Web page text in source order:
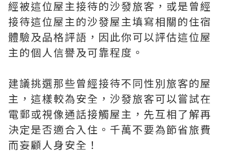
經被這位屋主接待的沙發旅客，或是曾經
接待這位屋主的沙發屋主填寫相關的住宿
體驗及品格評語，因此你可以評估這位屋
主的個人信譽及可靠程度。
建議挑選那些曾經接待不同性別旅客的屋
主，這樣較為安全，沙發旅客可以嘗試在
電郵或視像通話接觸屋主，先互相了解再
決定是否適合入住。千萬不要為節省旅費
而妄顧人身安全！